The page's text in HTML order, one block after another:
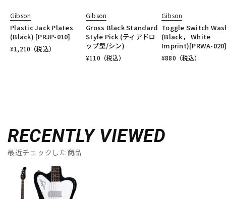
Gibson
Plastic Jack Plates
(Black) [PRJP-010]
¥1,210 （税込）
Gibson
Gross Black Standard
Style Pick (ティアドロ
ップ型/シン)
¥110 （税込）
Gibson
Toggle Switch
(Black， White
Imprint)[PRWA-
¥880 （税込）
RECENTLY VIEWED
最近チェックした商品